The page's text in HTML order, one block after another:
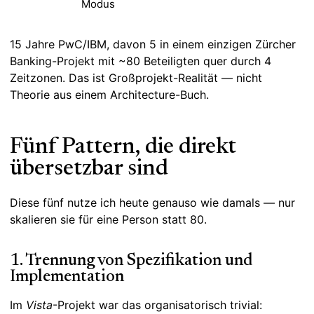
Modus
15 Jahre PwC/IBM, davon 5 in einem einzigen Zürcher
Banking-Projekt mit ~80 Beteiligten quer durch 4
Zeitzonen. Das ist Großprojekt-Realität — nicht
Theorie aus einem Architecture-Buch.
Fünf Pattern, die direkt
übersetzbar sind
Diese fünf nutze ich heute genauso wie damals — nur
skalieren sie für eine Person statt 80.
1. Trennung von Spezifikation und
Implementation
Im Vista-Projekt war das organisatorisch trivial: